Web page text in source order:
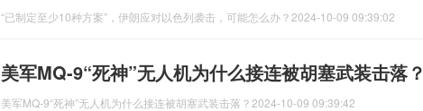
“已制定至少10种方案”，伊朗应对以色列袭击，可能怎么办？ 2024-10-09 09:39:02
美军MQ-9“死神”无人机为什么接连被胡塞武装击落？
美军MQ-9“死神”无人机为什么接连被胡塞武装击落？ 2024-10-09 09:39:42